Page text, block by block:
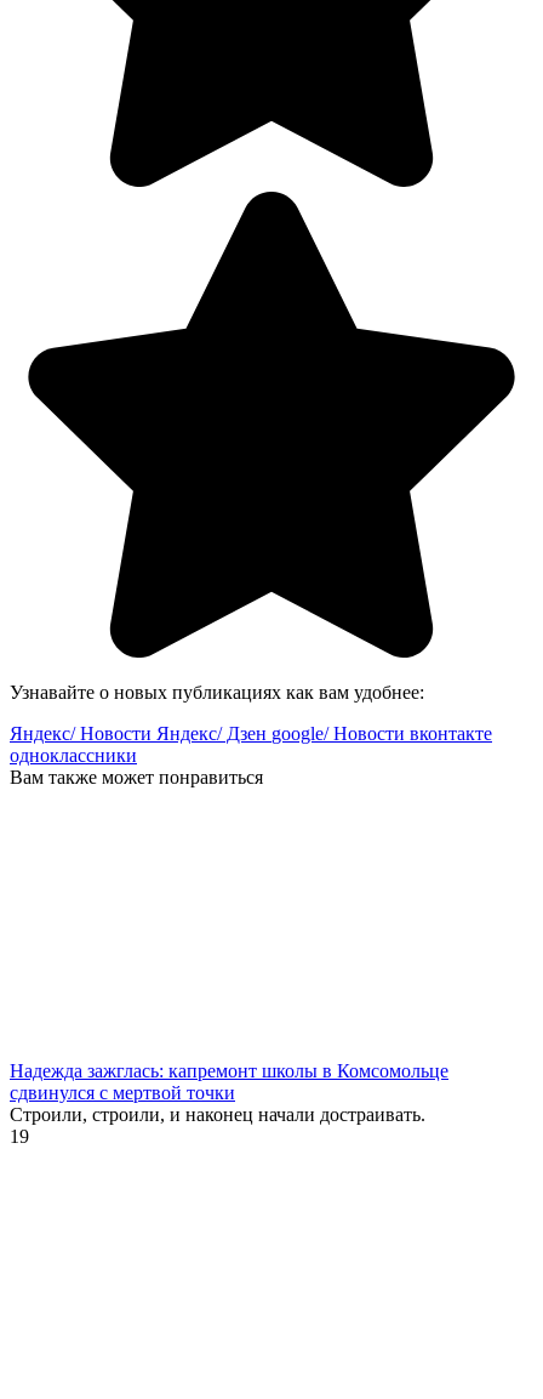
Узнавайте о новых публикациях как вам удобнее:
Яндекс/ Новости Яндекс/ Дзен google/ Новости вконтакте
одноклассники
Вам также может понравиться
Надежда зажглась: капремонт школы в Комсомольце
сдвинулся с мертвой точки
Строили, строили, и наконец начали достраивать.
19